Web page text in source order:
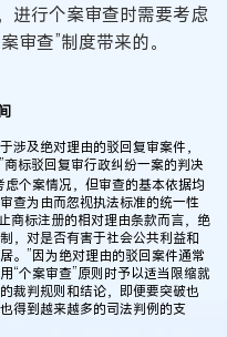
进行个案审查时需要考虑
审查”制度带来的。
涉及绝对理由的驳回复审案件，
标驳回复审行政纠纷一案的判决
个案情况，但审查的基本依据均
查为由而忽视执法标准的统一性
标注册的相对理由条款而言，绝
，对是否有害于社会公共利益和
。”因为绝对理由的驳回案件通常
“个案审查”原则时予以适当限缩就
裁判规则和结论，即便要突破也
得到越来越多的司法判例的支